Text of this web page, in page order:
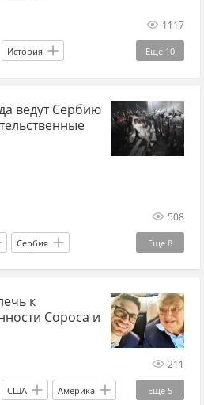
Зеленский
ТЦК
1117
Еще 10
История
СССР
КПСС
ведут Сербию
508
Еще 8
Сербия
Лукашенко
протеста
к
Сороса и
211
Еще 5
США Америка